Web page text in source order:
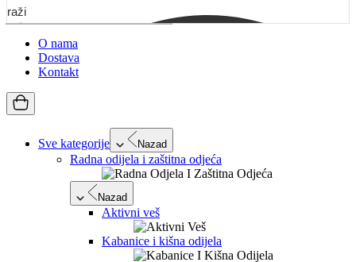
O nama
Dostava
Kontakt
Sve kategorije Nazad
Radna odijela i zaštitna odjeća
Nazad
Aktivni veš
Kabanice i kišna odijela